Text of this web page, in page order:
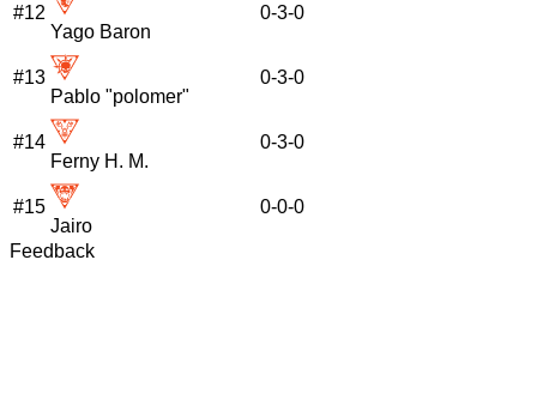
#12
Yago Baron
0-3-0
#13
Pablo "polomer"
0-3-0
#14
Ferny H. M.
0-3-0
#15
Jairo
0-0-0
Feedback